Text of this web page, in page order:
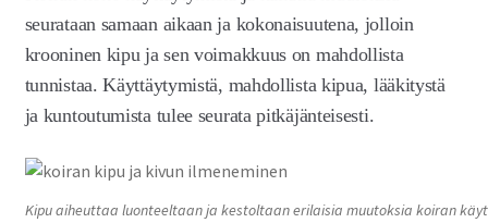
seurataan samaan aikaan ja kokonaisuutena, jolloin
krooninen kipu ja sen voimakkuus on mahdollista
tunnistaa. Käyttäytymistä, mahdollista kipua, lääkitystä
ja kuntoutumista tulee seurata pitkäjänteisesti.
Kipu aiheuttaa luonteeltaan ja kestoltaan erilaisia muutoksia koiran